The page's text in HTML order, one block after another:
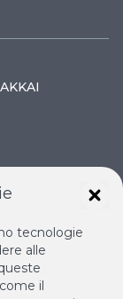
tecnologie
alle
il